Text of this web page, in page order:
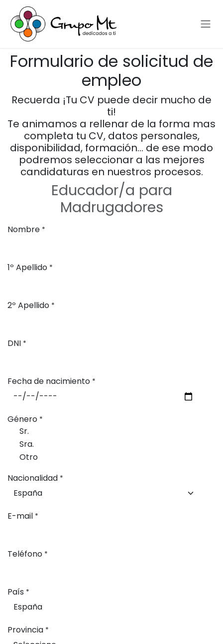
Ir al contenido
Formulario de solicitud de
empleo
Recuerda ¡Tu CV puede decir mucho de
ti!
Te animamos a rellenar de la forma mas
completa tu CV, datos personales,
disponibilidad, formación… de ese modo
podremos seleccionar a las mejores
candidaturas en nuestros procesos.
Educador/a para
Madrugadores
Nombre *
1º Apellido *
2º Apellido *
DNI *
Fecha de nacimiento *
Género *
Sr.
Sra.
Otro
Nacionalidad *
E-mail *
Teléfono *
País *
Provincia *